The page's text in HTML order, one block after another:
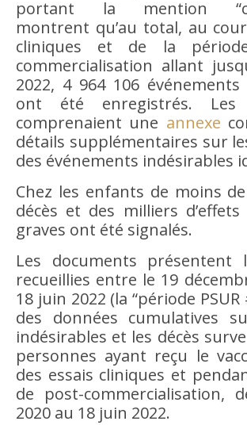
portant la mention
montrent qu’au total, au
cliniques et de la
commercialisation allant
2022, 4 964 106 événements
ont été enregistrés. Les
comprenaient une annexe
détails supplémentaires sur
des événements indésirables
Chez les enfants de moins
décès et des milliers d’effets
graves ont été signalés.
Les documents présentent
recueillies entre le 19
18 juin 2022 (la “période
des données cumulatives
indésirables et les décès
personnes ayant reçu le
des essais cliniques et
de post-commercialisation,
2020 au 18 juin 2022.